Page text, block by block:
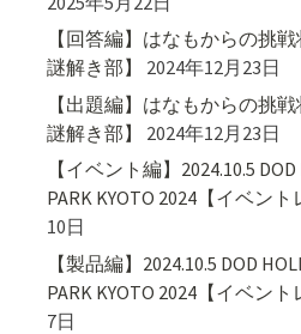
【回答編】はなもからの挑
謎解き部】
2024年12月23日
【出題編】はなもからの挑
謎解き部】
2024年12月23日
【イベント編】2024.10.5
PARK KYOTO 2024【イベント
10日
【製品編】2024.10.5 DOD
PARK KYOTO 2024【イベント
7日